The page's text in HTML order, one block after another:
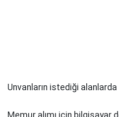
Unvanların istediği
Memur alımı için bilgisayar